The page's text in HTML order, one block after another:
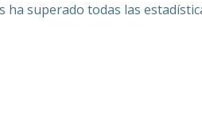
superado todas las